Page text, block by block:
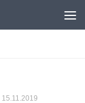
15.11.2019